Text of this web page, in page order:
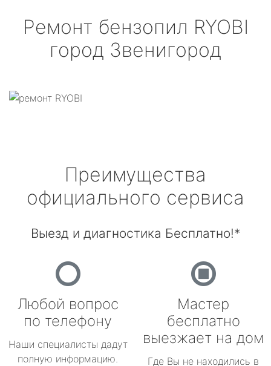
Ремонт бензопил RYOBI
город Звенигород
Преимущества
официального сервиса
Выезд и диагностика Бесплатно!*
Любой вопрос
по телефону
Наши специалисты дадут
полную информацию.
Мастер
бесплатно
выезжает на дом
Где Вы не находились в